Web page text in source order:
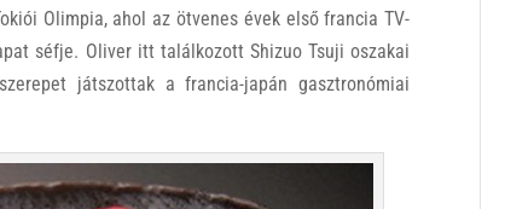
Olimpia, ahol az ötvenes évek első francia TV-
séfje. Oliver itt találkozott Shizuo Tsuji oszakai
játszottak a francia-japán gasztronómiai